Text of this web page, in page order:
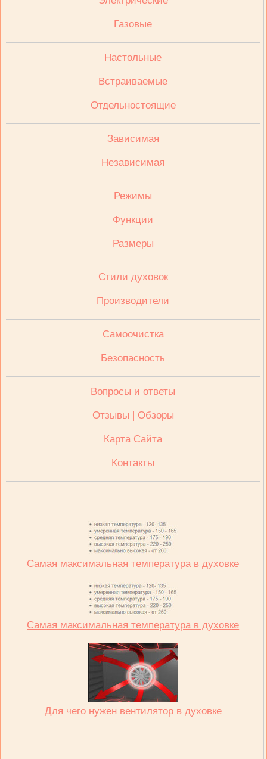
Газовые
Настольные
Встраиваемые
Отдельностоящие
Зависимая
Независимая
Режимы
Функции
Размеры
Стили духовок
Производители
Cамоочистка
Безопасность
Вопросы и ответы
Отзывы | Обзоры
Карта Сайта
Контакты
Самая максимальная температура в духовке
Самая максимальная температура в духовке
Для чего нужен вентилятор в духовке